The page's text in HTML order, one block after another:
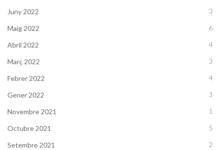
Juny 2022 3
Maig 2022 6
Abril 2022 4
Març 2022 3
Febrer 2022 4
Gener 2022 3
Novembre 2021 1
Octubre 2021 5
Setembre 2021 2